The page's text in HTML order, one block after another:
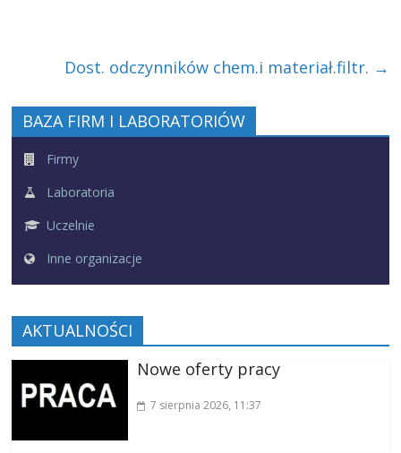
Dost. odczynników chem.i materiał.filtr. →
BAZA FIRM I LABORATORIÓW
Firmy
Laboratoria
Uczelnie
Inne organizacje
AKTUALNOŚCI
Nowe oferty pracy
7 sierpnia 2026, 11:37